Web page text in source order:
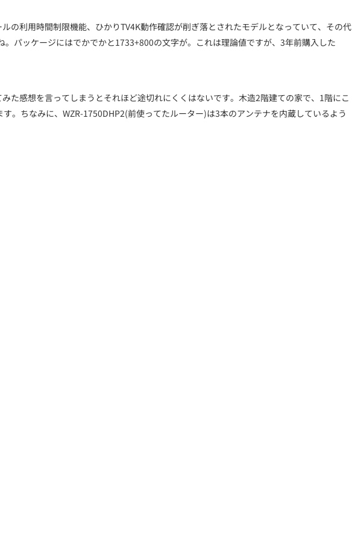
の利用時間制限機能、ひかりTV4K動作確認が削ぎ落とされたモデルとなっていて、その代
パッケージにはでかでかと1733+800の文字が。これは理論値ですが、3年前購入した
た感想を言ってしまうとそれほど途切れにくくはないです。木造2階建ての家で、1階にこ
。ちなみに、WZR-1750DHP2(前使ってたルーター)は3本のアンテナを内蔵しているよう